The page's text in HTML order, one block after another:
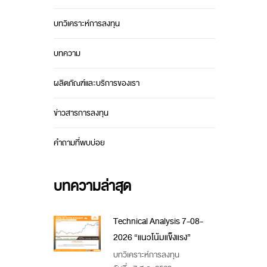
บทวิเคราะห์การลงทุน
บทความ
ผลิตภัณฑ์และบริการของเรา
ข่าวสารการลงทุน
คำถามที่พบบ่อย
บทความล่าสุด
Technical Analysis 7-08-
2026 “แนวโน้มแข็งแรง”
บทวิเคราะห์การลงทุน